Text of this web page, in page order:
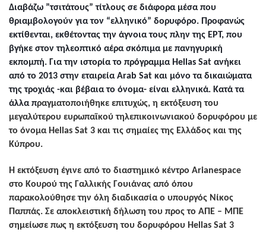
Διαβάζω ”τσιτάτους” τίτλους σε διάφορα μέσα που
θριαμβολογούν για τον “ελληνικό” δορυφόρο. Προφανώς
εκτίθενται, εκθέτοντας την άγνοια τους πλην της ΕΡΤ, που
βγήκε στον τηλεοπτικό αέρα σκόπιμα με πανηγυρική
εκπομπή. Για την ιστορία το πρόγραμμα Hellas Sat ανήκει
από το 2013 στην εταιρεία Arab Sat και μόνο τα δικαιώματα
της τροχιάς -και βέβαια το όνομα- είναι ελληνικά. Κατά τα
άλλα πραγματοποιήθηκε επιτυχώς, η εκτόξευση του
μεγαλύτερου ευρωπαϊκού τηλεπικοινωνιακού δορυφόρου με
το όνομα Hellas Sat 3 και τις σημαίες της Ελλάδος και της
Κύπρου.
Η εκτόξευση έγινε από το διαστημικό κέντρο Arianespace
στο Κουρού της Γαλλικής Γουιάνας από όπου
παρακολούθησε την όλη διαδικασία ο υπουργός Νίκος
Παππάς. Σε αποκλειστική δήλωση του προς το ΑΠΕ – ΜΠΕ
σημείωσε πως η εκτόξευση του δορυφόρου Hellas Sat 3